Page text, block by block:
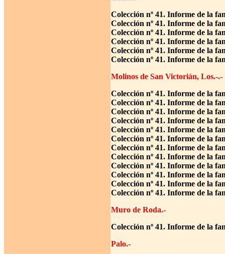
Colección nº 41. Informe de la
Colección nº 41. Informe de la
Colección nº 41. Informe de la
Colección nº 41. Informe de la
Colección nº 41. Informe de la
Colección nº 41. Informe de la
Molinos de San Victorián, Los.-.-
Colección nº 41. Informe de la
Colección nº 41. Informe de la
Colección nº 41. Informe de la
Colección nº 41. Informe de la
Colección nº 41. Informe de la
Colección nº 41. Informe de la
Colección nº 41. Informe de la
Colección nº 41. Informe de la
Colección nº 41. Informe de la
Colección nº 41. Informe de la
Colección nº 41. Informe de la
Colección nº 41. Informe de la
Muro de Roda.-
Colección nº 41. Informe de la
Palo.-